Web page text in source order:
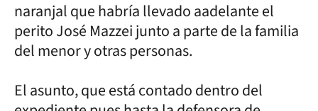
naranjal que habría llevado aadelante el
perito José Mazzei junto a parte de la familia
del menor y otras personas.
El asunto, que está contado dentro del